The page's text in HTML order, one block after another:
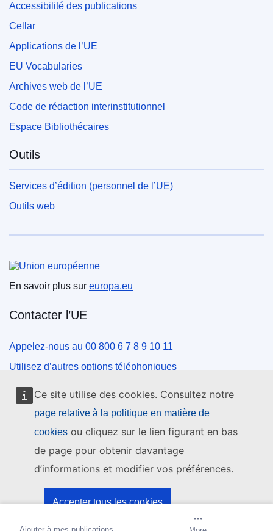
Ce site utilise des cookies. Consultez notre
page relative à la politique en matière de
cookies ou cliquez sur le lien figurant en bas
de page pour obtenir davantage
d’informations et modifier vos préférences.
Accepter tous les cookies
Accessibilité des publications
Cellar
Applications de l’UE
EU Vocabularies
Archives web de l’UE
Code de rédaction interinstitutionnel
Espace Bibliothécaires
Outils
Services d’édition (personnel de l’UE)
Outils web
En savoir plus sur europa.eu
Contacter l’UE
Appelez-nous au 00 800 6 7 8 9 10 11
Utilisez d’autres options téléphoniques
Écrivez-nous au moyen de notre formulaire de contact
Rencontrez-nous dans un des centres de l’UE
Réseaux sociaux
Trouver l’UE sur les réseaux sociaux
Institutions et organes de l’UE